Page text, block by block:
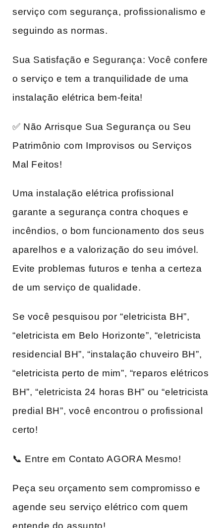
serviço com segurança, profissionalismo e
seguindo as normas.
Sua Satisfação e Segurança: Você confere
o serviço e tem a tranquilidade de uma
instalação elétrica bem-feita!
✅ Não Arrisque Sua Segurança ou Seu
Patrimônio com Improvisos ou Serviços
Mal Feitos!
Uma instalação elétrica profissional
garante a segurança contra choques e
incêndios, o bom funcionamento dos seus
aparelhos e a valorização do seu imóvel.
Evite problemas futuros e tenha a certeza
de um serviço de qualidade.
Se você pesquisou por “eletricista BH”,
“eletricista em Belo Horizonte”, “eletricista
residencial BH”, “instalação chuveiro BH”,
“eletricista perto de mim”, “reparos elétricos
BH”, “eletricista 24 horas BH” ou “eletricista
predial BH”, você encontrou o profissional
certo!
📞 Entre em Contato AGORA Mesmo!
Peça seu orçamento sem compromisso e
agende seu serviço elétrico com quem
entende do assunto!